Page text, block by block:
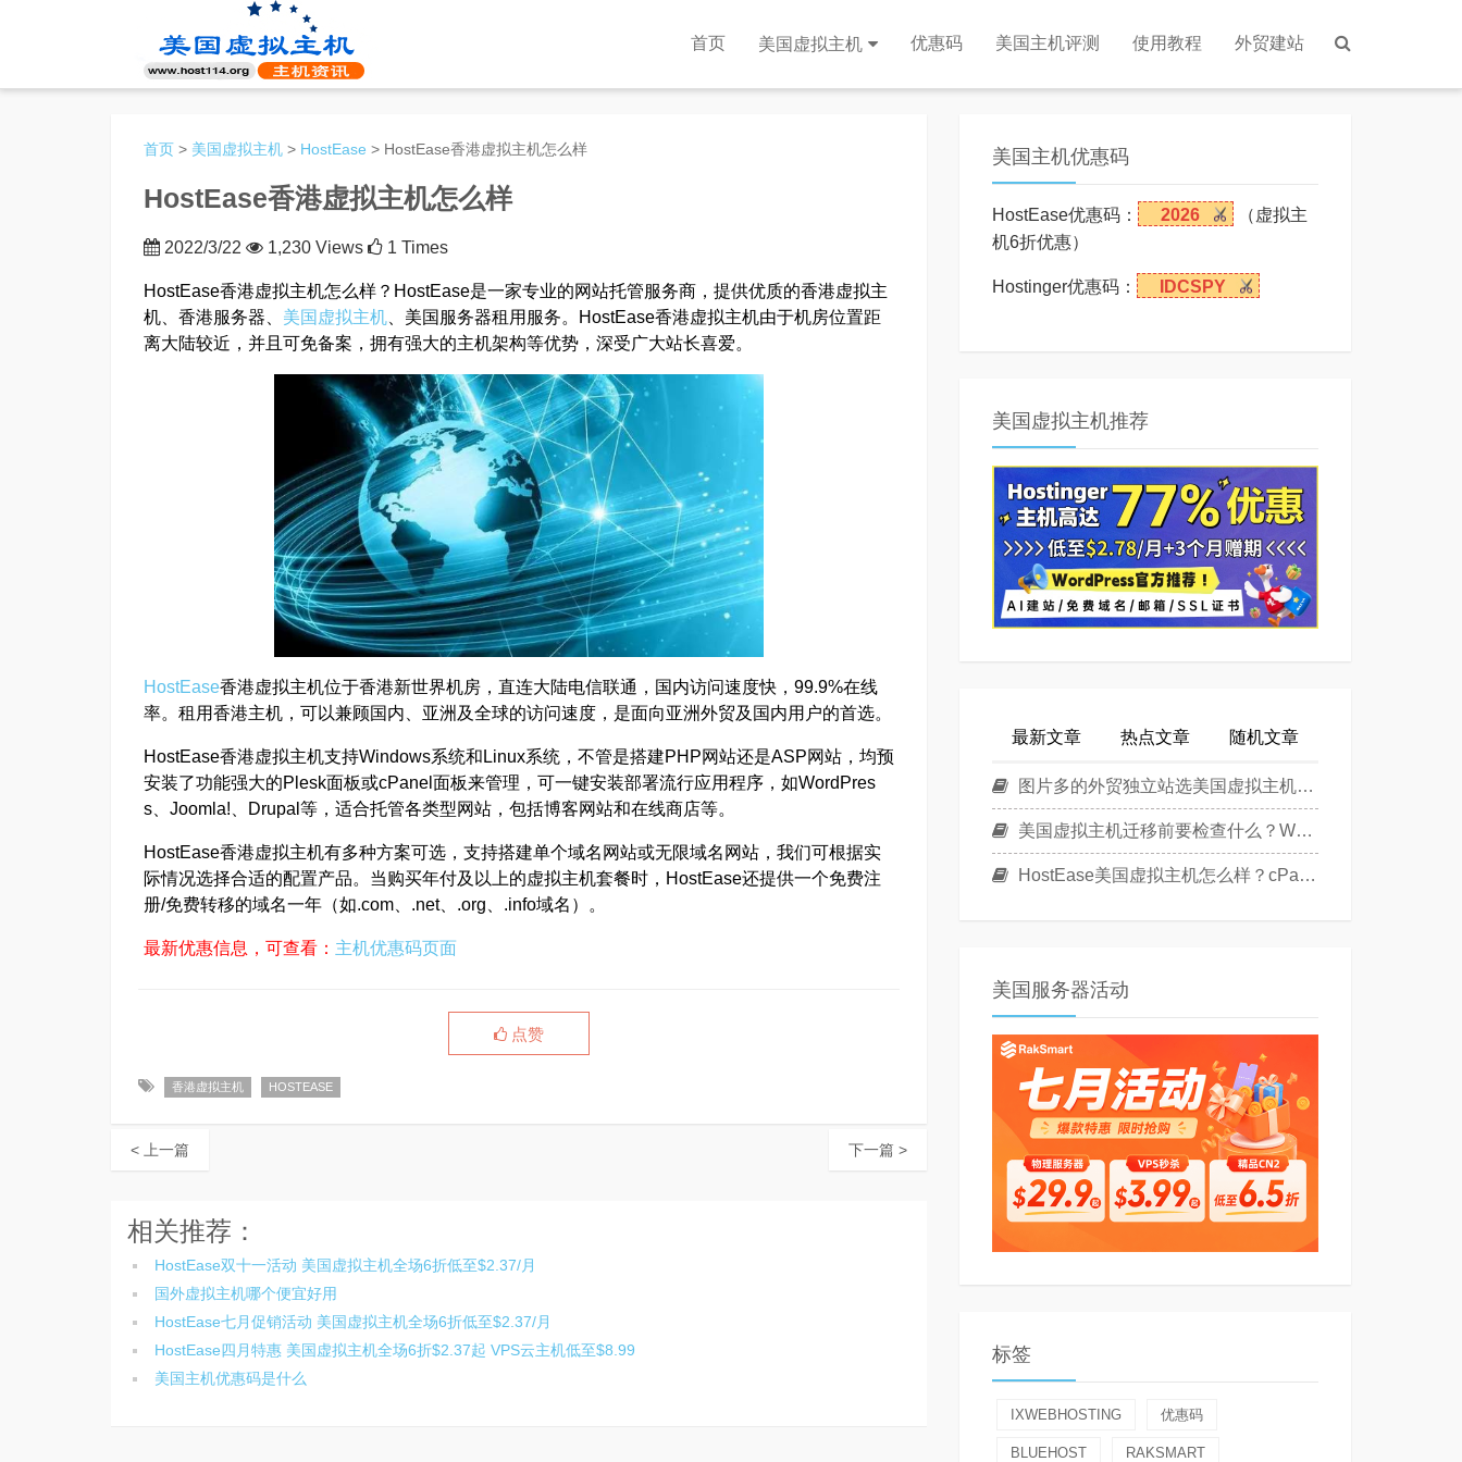
首页 美国虚拟主机 优惠码 美国主机评测 使用教程 外贸建站
首页 > 美国虚拟主机 > HostEase > HostEase香港虚拟主机怎么样
HostEase香港虚拟主机怎么样
2022/3/22 1,230 Views 1 Times
HostEase香港虚拟主机怎么样？HostEase是一家专业的网站托管服务商，提供优质的香港虚拟主
机、香港服务器、 美国虚拟主机 、美国服务器租用服务。HostEase香港虚拟主机由于机房位置距
离大陆较近，并且可免备案，拥有强大的主机架构等优势，深受广大站长喜爱。
HostEase香港虚拟主机位于香港新世界机房，直连大陆电信联通，国内访问速度快，99.9%在线
率。租用香港主机，可以兼顾国内、亚洲及全球的访问速度，是面向亚洲外贸及国内用户的首选。
HostEase香港虚拟主机支持Windows系统和Linux系统，不管是搭建PHP网站还是ASP网站，均预
安装了功能强大的Plesk面板或cPanel面板来管理，可一键安装部署流行应用程序，如WordPres
s、Joomla!、Drupal等，适合托管各类型网站，包括博客网站和在线商店等。
HostEase香港虚拟主机有多种方案可选，支持搭建单个域名网站或无限域名网站，我们可根据实
际情况选择合适的配置产品。当购买年付及以上的虚拟主机套餐时，HostEase还提供一个免费注
册/免费转移的域名一年（如.com、.net、.org、.info域名）。
最新优惠信息，可查看： 主机优惠码页面
点赞
香港虚拟主机 HOSTEASE
< 上一篇 下一篇 >
相关推荐：
HostEase双十一活动 美国虚拟主机全场6折低至$2.37/月
国外虚拟主机哪个便宜好用
HostEase七月促销活动 美国虚拟主机全场6折低至$2.37/月
HostEase四月特惠 美国虚拟主机全场6折$2.37起 VPS云主机低至$8.99
美国主机优惠码是什么
美国主机优惠码
HostEase优惠码： 2026
（虚拟主
机6折优惠）
Hostinger优惠码： IDCSPY
美国虚拟主机推荐
最新文章 热点文章 随机文章
图片多的外贸独立站选美国虚拟主机还是美国云主机？
美国虚拟主机迁移前要检查什么？WordPress换主机清单
HostEase美国虚拟主机怎么样？cPanel面板美国Linux主机方案介绍
美国服务器活动
标签
IXWEBHOSTING 优惠码
BLUEHOST RAKSMART